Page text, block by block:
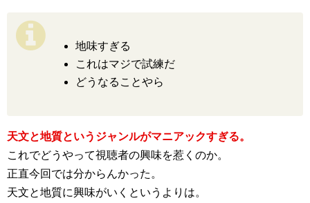
地味すぎる
これはマジで試練だ
どうなることやら
天文と地質というジャンルがマニアックすぎる。
これでどうやって視聴者の興味を惹くのか。
正直今回では分からんかった。
天文と地質に興味がいくというよりは。